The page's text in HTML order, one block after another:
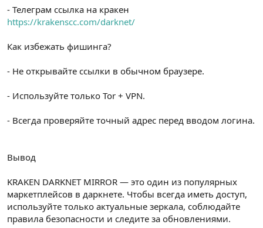
- Телеграм ссылка на кракен
https://krakenscc.com/darknet/
Как избежать фишинга?
- Не открывайте ссылки в обычном браузере.
- Используйте только Tor + VPN.
- Всегда проверяйте точный адрес перед вводом логина.
Вывод
KRAKEN DARKNET MIRROR — это один из популярных
маркетплейсов в даркнете. Чтобы всегда иметь доступ,
используйте только актуальные зеркала, соблюдайте
правила безопасности и следите за обновлениями.